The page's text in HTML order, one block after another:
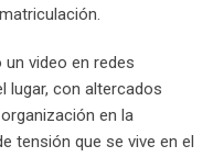
video en redes
lugar, con altercados
en la
tensión que se vive en el